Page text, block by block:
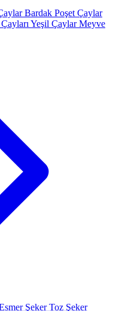
Bardak Poşet Çaylar
Yeşil ÇaylarMeyve
ŞekerToz Şeker